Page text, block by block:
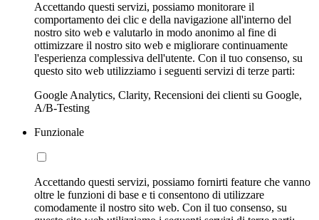
Accettando questi servizi, possiamo monitorare il
comportamento dei clic e della navigazione all'interno del
nostro sito web e valutarlo in modo anonimo al fine di
ottimizzare il nostro sito web e migliorare continuamente
l'esperienza complessiva dell'utente. Con il tuo consenso, su
questo sito web utilizziamo i seguenti servizi di terze parti:
Google Analytics, Clarity, Recensioni dei clienti su Google,
A/B-Testing
Funzionale
Accettando questi servizi, possiamo fornirti feature che vanno
oltre le funzioni di base e ti consentono di utilizzare
comodamente il nostro sito web. Con il tuo consenso, su